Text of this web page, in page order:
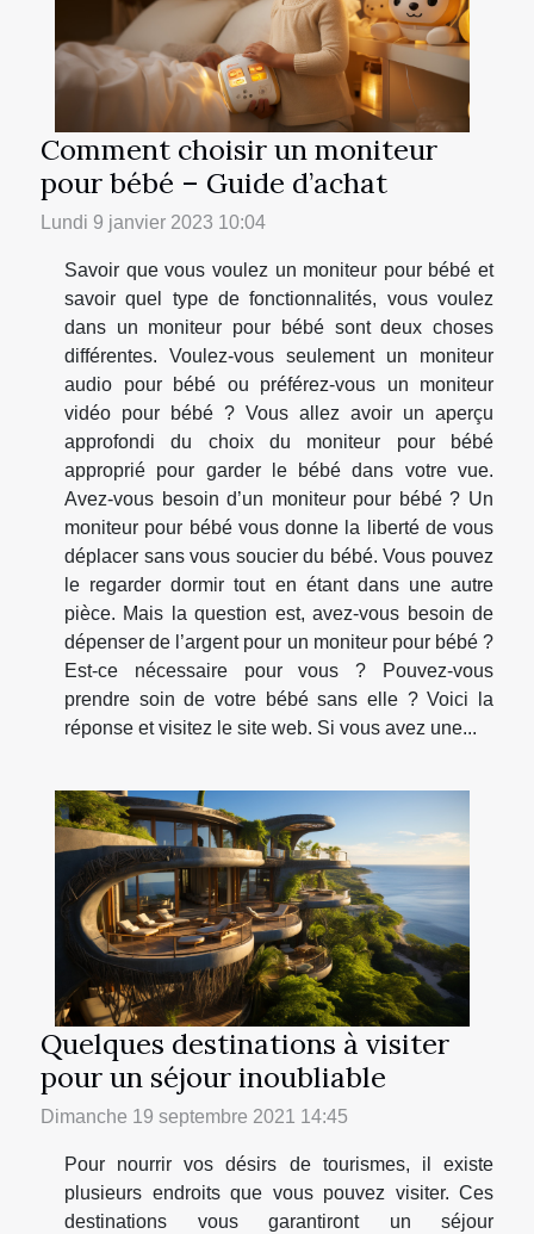
Comment choisir un moniteur
pour bébé – Guide d’achat
Lundi 9 janvier 2023 10:04
Savoir que vous voulez un moniteur pour bébé et
savoir quel type de fonctionnalités, vous voulez
dans un moniteur pour bébé sont deux choses
différentes. Voulez-vous seulement un moniteur
audio pour bébé ou préférez-vous un moniteur
vidéo pour bébé ? Vous allez avoir un aperçu
approfondi du choix du moniteur pour bébé
approprié pour garder le bébé dans votre vue.
Avez-vous besoin d’un moniteur pour bébé ? Un
moniteur pour bébé vous donne la liberté de vous
déplacer sans vous soucier du bébé. Vous pouvez
le regarder dormir tout en étant dans une autre
pièce. Mais la question est, avez-vous besoin de
dépenser de l’argent pour un moniteur pour bébé ?
Est-ce nécessaire pour vous ? Pouvez-vous
prendre soin de votre bébé sans elle ? Voici la
réponse et visitez le site web. Si vous avez une...
Quelques destinations à visiter
pour un séjour inoubliable
Dimanche 19 septembre 2021 14:45
Pour nourrir vos désirs de tourismes, il existe
plusieurs endroits que vous pouvez visiter. Ces
destinations vous garantiront un séjour